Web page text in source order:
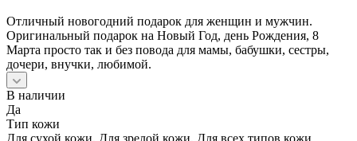
Отличный новогодний подарок для женщин и мужчин.
Оригинальный подарок на Новый Год, день Рождения, 8
Марта просто так и без повода для мамы, бабушки, сестры,
дочери, внучки, любимой.
В наличии
Да
Тип кожи
Для сухой кожи, Для зрелой кожи, Для всех типов кожи